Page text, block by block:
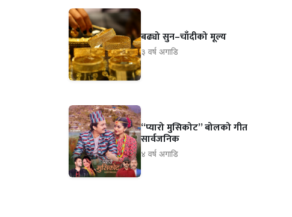
बढ्यो सुन–चाँदीको मूल्य
३ वर्ष अगाडि
“प्यारो मुसिकोट” बोलको गीत
सार्वजनिक
४ वर्ष अगाडि